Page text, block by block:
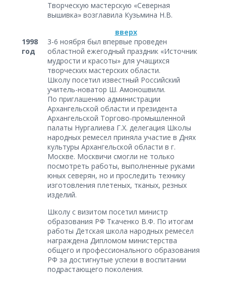
Творческую мастерскую «Северная
вышивка» возглавила Кузьмина Н.В.
вверх
1998
год
3-6 ноября был впервые проведен
областной ежегодный праздник «Источник
мудрости и красоты» для учащихся
творческих мастерских области.
Школу посетил известный Российский
учитель-новатор Ш. Амоношвили.
По приглашению администрации
Архангельской области и президента
Архангельской Торгово-промышленной
палаты Нургалиева Г.Х. делегация Школы
народных ремесел приняла участие в Днях
культуры Архангельской области в г.
Москве. Москвичи смогли не только
посмотреть работы, выполненные руками
юных северян, но и проследить технику
изготовления плетеных, тканых, резных
изделий.
Школу с визитом посетил министр
образования РФ Ткаченко В.Ф. По итогам
работы Детская школа народных ремесел
награждена Дипломом министерства
общего и профессионального образования
РФ за достигнутые успехи в воспитании
подрастающего поколения.